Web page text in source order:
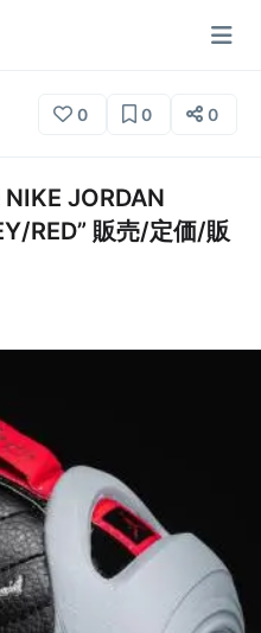
0 0 0
NIKE JORDAN
RED” 販売/定価/販